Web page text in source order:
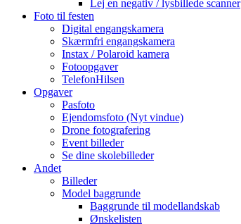
Lej en negativ / lysbillede scanner
Foto til festen
Digital engangskamera
Skærmfri engangskamera
Instax / Polaroid kamera
Fotoopgaver
TelefonHilsen
Opgaver
Pasfoto
Ejendomsfoto (Nyt vindue)
Drone fotografering
Event billeder
Se dine skolebilleder
Andet
Billeder
Model baggrunde
Baggrunde til modellandskab
Ønskelisten